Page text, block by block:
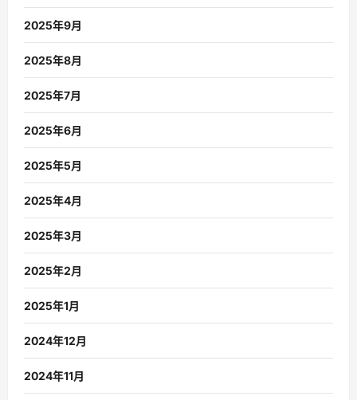
2025年9月
2025年8月
2025年7月
2025年6月
2025年5月
2025年4月
2025年3月
2025年2月
2025年1月
2024年12月
2024年11月